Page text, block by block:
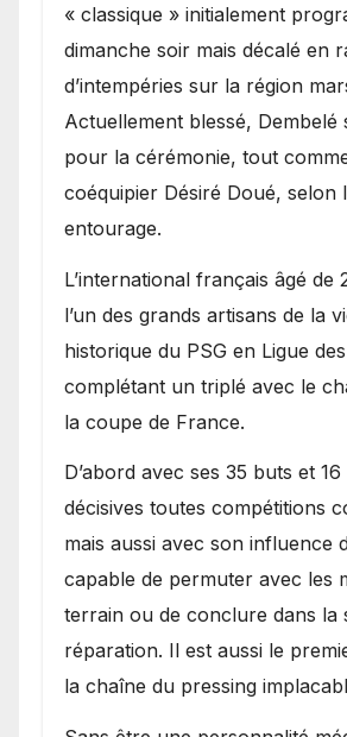
« classique » initialement
dimanche soir mais décalé en
d’intempéries sur la région
Actuellement blessé, Dembelé
pour la cérémonie, tout
coéquipier Désiré Doué, selon
entourage.
L’international français âgé de
l’un des grands artisans de la
historique du PSG en Ligue
complétant un triplé avec le
la coupe de France.
D’abord avec ses 35 buts et 16
décisives toutes compétitions
mais aussi avec son influence
capable de permuter avec les
terrain ou de conclure dans la
réparation. Il est aussi le
la chaîne du pressing